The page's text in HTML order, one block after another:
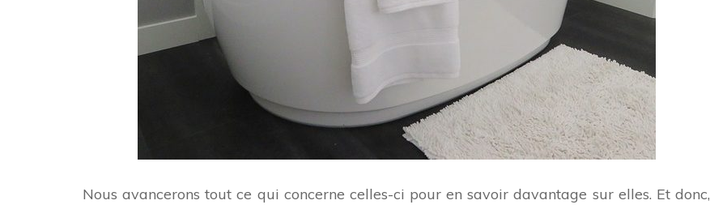
Nous avancerons tout ce qui concerne celles-ci pour en savoir davantage sur elles. Et donc,